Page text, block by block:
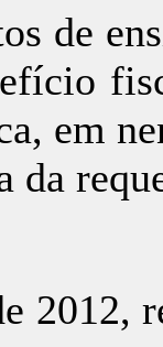
de
em
da
2012,